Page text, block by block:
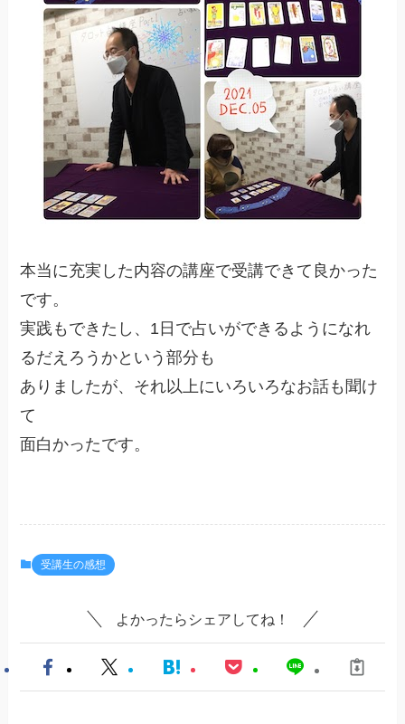
本当に充実した内容の講座で受講できて良かった
です。
実践もできたし、1日で占いができるようになれ
るだえろうかという部分も
ありましたが、それ以上にいろいろなお話も聞け
て
面白かったです。
受講生の感想
よかったらシェアしてね！